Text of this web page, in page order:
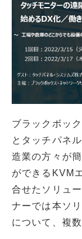
ブラックボッ
とタッチパネ
造業の方々が
ができるKVM
合せたソリュ
ナーでは本ソ
について、複